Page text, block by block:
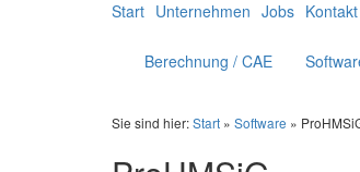
Start Unternehmen Jobs Kontakt
Berechnung / CAE
Sie sind hier:Start » Software »